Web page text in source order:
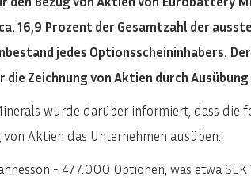
16,9 Prozent der Gesamtzahl der
jedes Optionsscheininhabers.
Zeichnung von Aktien durch
wurde darüber informiert, dass die
Aktien das Unternehmen ausüben:
- 477.000 Optionen, was etwa